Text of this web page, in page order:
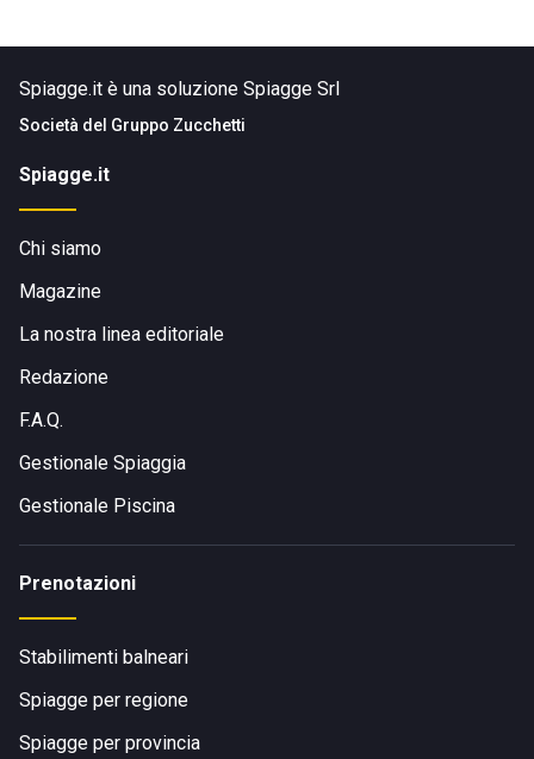
Spiagge.it è una soluzione Spiagge Srl
Società del Gruppo Zucchetti
Spiagge.it
Chi siamo
Magazine
La nostra linea editoriale
Redazione
F.A.Q.
Gestionale Spiaggia
Gestionale Piscina
Prenotazioni
Stabilimenti balneari
Spiagge per regione
Spiagge per provincia